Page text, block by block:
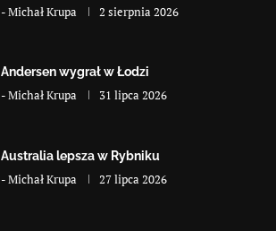
-Michał Krupa 2 sierpnia 2026
Andersen wygrał w Łodzi
-Michał Krupa 31 lipca 2026
Australia lepsza w Rybniku
-Michał Krupa 27 lipca 2026